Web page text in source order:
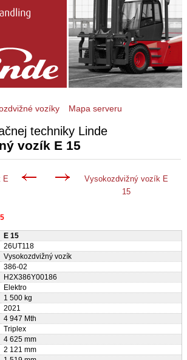
techniky Linde
vozík E 15
E
Vysokozdvižný vozík E
15
E 15
26UT118
Vysokozdvižný vozík
386-02
H2X386Y00186
Elektro
1 500 kg
2021
4 947 Mth
Triplex
4 625 mm
2 121 mm
vozíky Mapa serveru